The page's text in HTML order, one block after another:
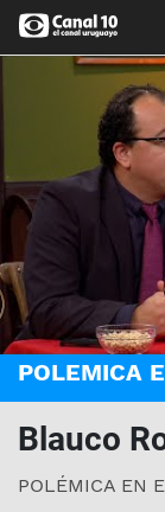
POLEMICA
Blauco
POLÉMICA EN